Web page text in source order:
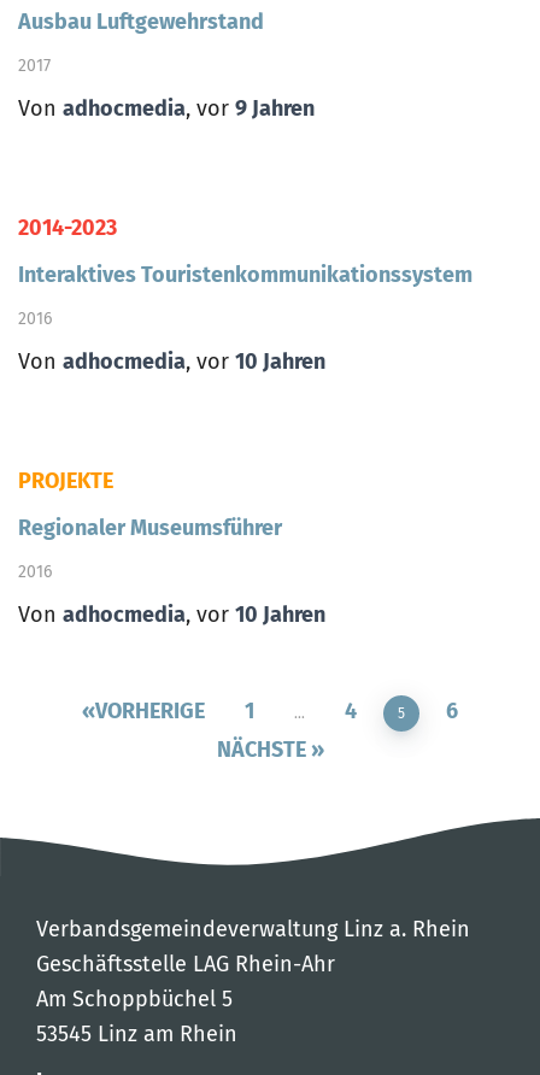
Ausbau Luftgewehrstand
2017
Von adhocmedia, vor 9 Jahren
2014-2023
Interaktives Touristenkommunikationssystem
2016
Von adhocmedia, vor 10 Jahren
PROJEKTE
Regionaler Museumsführer
2016
Von adhocmedia, vor 10 Jahren
VORHERIGE 1 … 4 5
6
NÄCHSTE
Verbandsgemeindeverwaltung Linz a. Rhein
Geschäftsstelle LAG Rhein-Ahr
Am Schoppbüchel 5
53545 Linz am Rhein